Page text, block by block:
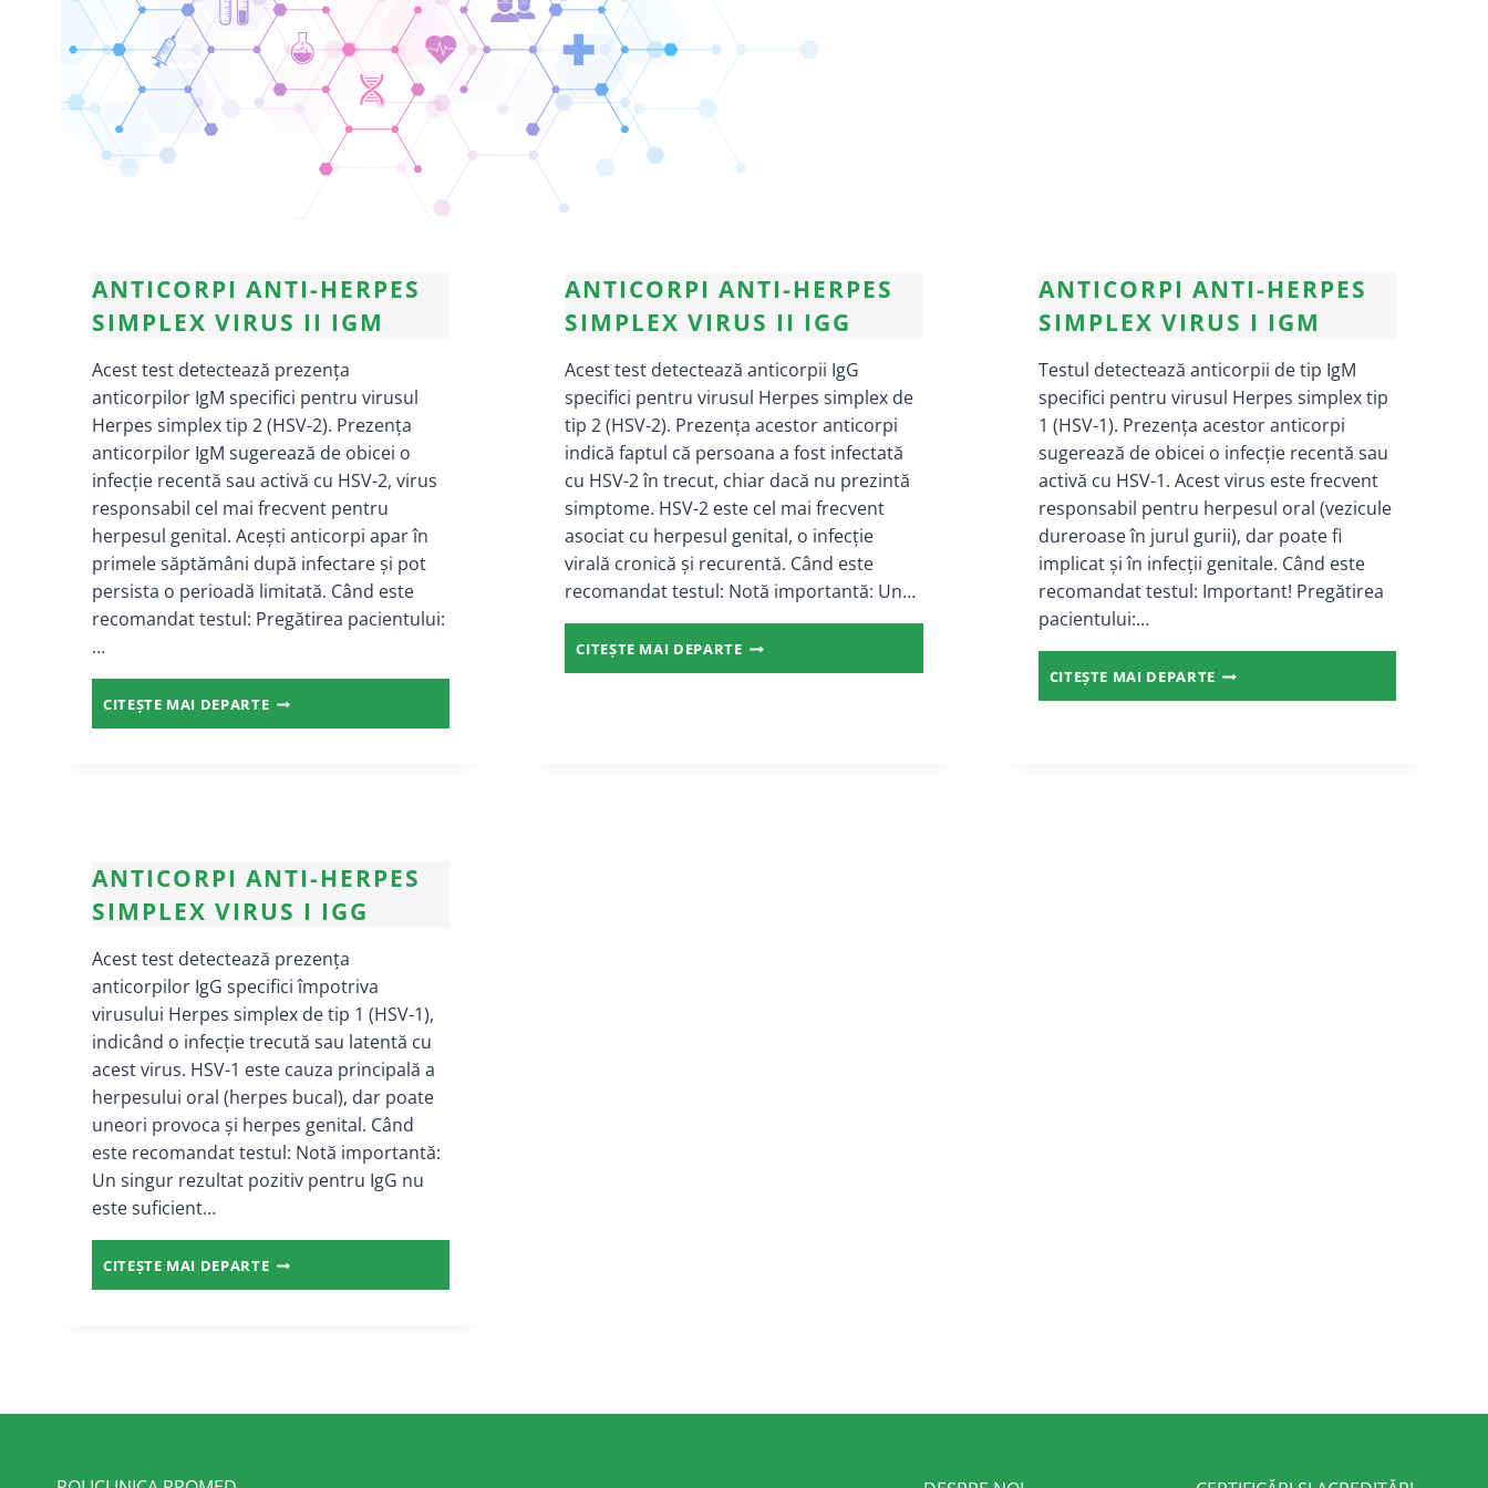
ANTICORPI ANTI-HERPES
SIMPLEX VIRUS II IGM
Acest test detectează prezența
anticorpilor IgM specifici pentru virusul
Herpes simplex tip 2 (HSV-2). Prezența
anticorpilor IgM sugerează de obicei o
infecție recentă sau activă cu HSV-2, virus
responsabil cel mai frecvent pentru
herpesul genital. Acești anticorpi apar în
primele săptămâni după infectare și pot
persista o perioadă limitată. Când este
recomandat testul: Pregătirea pacientului:
…
CITEȘTE MAI DEPARTEANTICORPI
ANTICORPI ANTI-HERPES
SIMPLEX VIRUS II IGG
Acest test detectează anticorpii IgG
specifici pentru virusul Herpes simplex de
tip 2 (HSV-2). Prezența acestor anticorpi
indică faptul că persoana a fost infectată
cu HSV-2 în trecut, chiar dacă nu prezintă
simptome. HSV-2 este cel mai frecvent
asociat cu herpesul genital, o infecție
virală cronică și recurentă. Când este
recomandat testul: Notă importantă: Un…
CITEȘTE MAI DEPARTEANTICORPI
ANTICORPI ANTI-HERPES
SIMPLEX VIRUS I IGM
Testul detectează anticorpii de tip IgM
specifici pentru virusul Herpes simplex tip
1 (HSV-1). Prezența acestor anticorpi
sugerează de obicei o infecție recentă sau
activă cu HSV-1. Acest virus este frecvent
responsabil pentru herpesul oral (vezicule
dureroase în jurul gurii), dar poate fi
implicat și în infecții genitale. Când este
recomandat testul: Important! Pregătirea
pacientului:…
CITEȘTE MAI DEPARTEANTICORPI
ANTICORPI ANTI-HERPES
SIMPLEX VIRUS I IGG
Acest test detectează prezența
anticorpilor IgG specifici împotriva
virusului Herpes simplex de tip 1 (HSV-1),
indicând o infecție trecută sau latentă cu
acest virus. HSV-1 este cauza principală a
herpesului oral (herpes bucal), dar poate
uneori provoca și herpes genital. Când
este recomandat testul: Notă importantă:
Un singur rezultat pozitiv pentru IgG nu
este suficient…
CITEȘTE MAI DEPARTEANTICORPI